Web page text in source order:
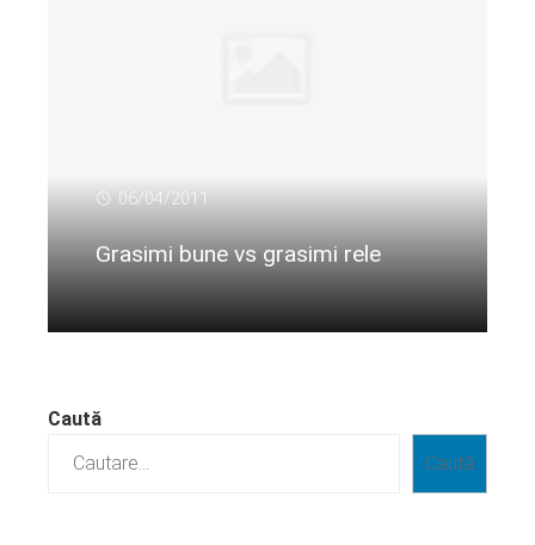
06/04/2011
Grasimi bune vs grasimi rele
Caută
Caută